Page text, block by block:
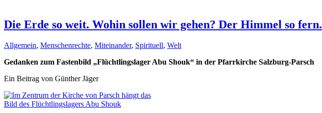
Die Erde so weit. Wohin sollen wir gehen? Der Himmel so fern.
Allgemein, Menschenrechte, Miteinander, Spirituell, Welt
Gedanken zum Fastenbild „Flüchtlingslager Abu Shouk“ in der Pfarrkirche Salzburg-Parsch
Ein Beitrag von Günther Jäger